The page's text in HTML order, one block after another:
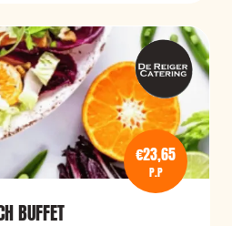
€23,65
P.P
BUFFET